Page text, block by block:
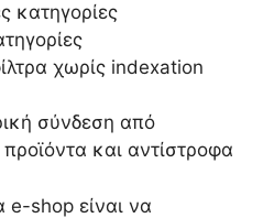
κατηγορίες
χωρίς indexation
σύνδεση από
και αντίστροφα
shop είναι να